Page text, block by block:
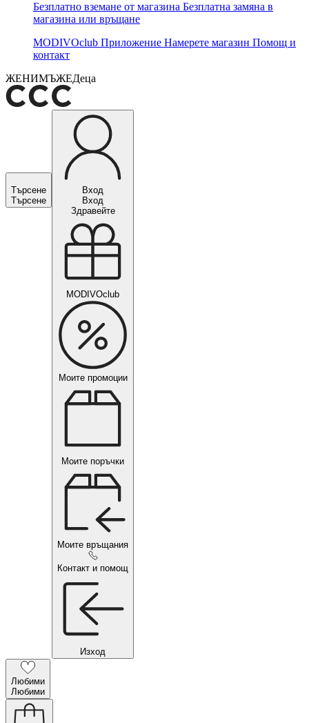
Безплатно вземане от магазина Безплатна замяна в
магазина или връщане
MODIVOclub Приложение Намерете магазин Помощ и
контакт
ЖЕНИМЪЖЕДеца
Търсене
Търсене
Вход
Вход
Здравейте
MODIVOclub
Моите промоции
Моите поръчки
Моите връщания
Контакт и помощ
Изход
Любими
Любими